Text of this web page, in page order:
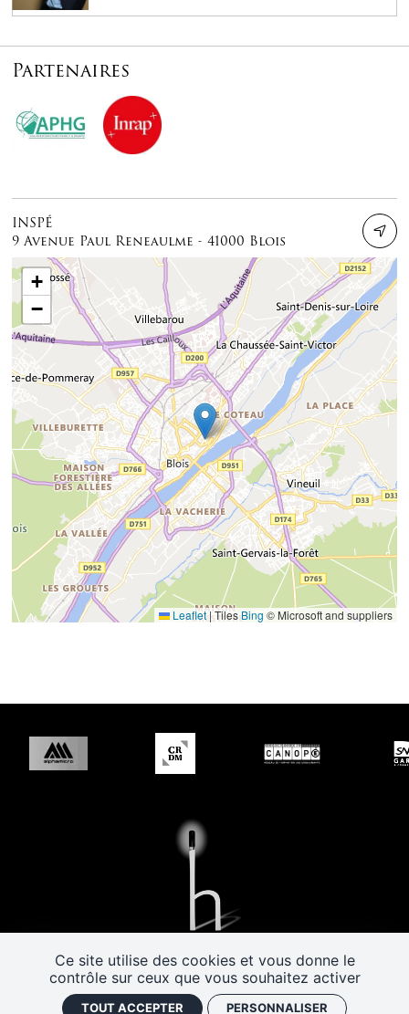
Ce site utilise des cookies et vous donne le
contrôle sur ceux que vous souhaitez activer
TOUT ACCEPTER PERSONNALISER
Partenaires
INSPÉ
9 Avenue Paul Reneaulme - 41000 Blois
+
−
Leaflet|TilesBing © Microsoft and suppliers
Les Rendez-vous de l’histoire
4 ter rue Robert Houdin - 41000 BLOIS
Tel 02 54 56 09 50
Fax 02 54 90 09 50